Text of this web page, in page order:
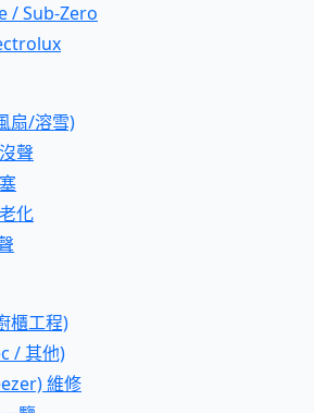
/ Sub-Zero
扇/溶雪)
聲
化
櫃工程)
/ 其他)
維修